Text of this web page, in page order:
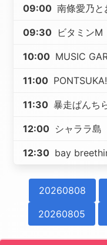
09:00 南條愛乃と
09:30 ビタミンM
10:00 MUSIC
11:00
11:30 暴走ぱんち
12:00 シャララ島
12:30 bay
20260808
20260805